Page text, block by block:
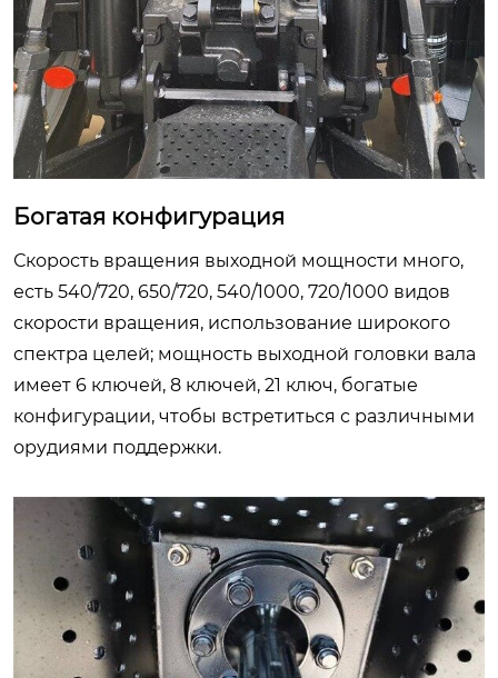
Богатая конфигурация
Скорость вращения выходной мощности много,
есть 540/720, 650/720, 540/1000, 720/1000 видов
скорости вращения, использование широкого
спектра целей; мощность выходной головки вала
имеет 6 ключей, 8 ключей, 21 ключ, богатые
конфигурации, чтобы встретиться с различными
орудиями поддержки.